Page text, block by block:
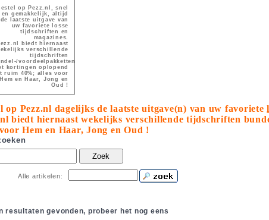
op Pezz.nl, snel
en gemakkelijk, altijd
de laatste uitgave van
uw favoriete losse
tijdschriften en
magazines.
biedt hiernaast
verschillende
tijdschriften
voordeelpakketten
kortingen oplopend
ruim 40%; alles voor
Hem en Haar, Jong en
Oud !
op Pezz.nl dagelijks de laatste uitgave(n) van uw favoriete
biedt hiernaast wekelijks verschillende tijdschriften
Hem en Haar, Jong en Oud !
Zoek
Alle artikelen:
resultaten gevonden, probeer het nog eens